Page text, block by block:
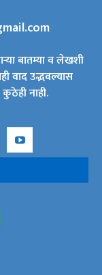
बातम्या व लेखशी
वाद उद्भवल्यास
नाही.